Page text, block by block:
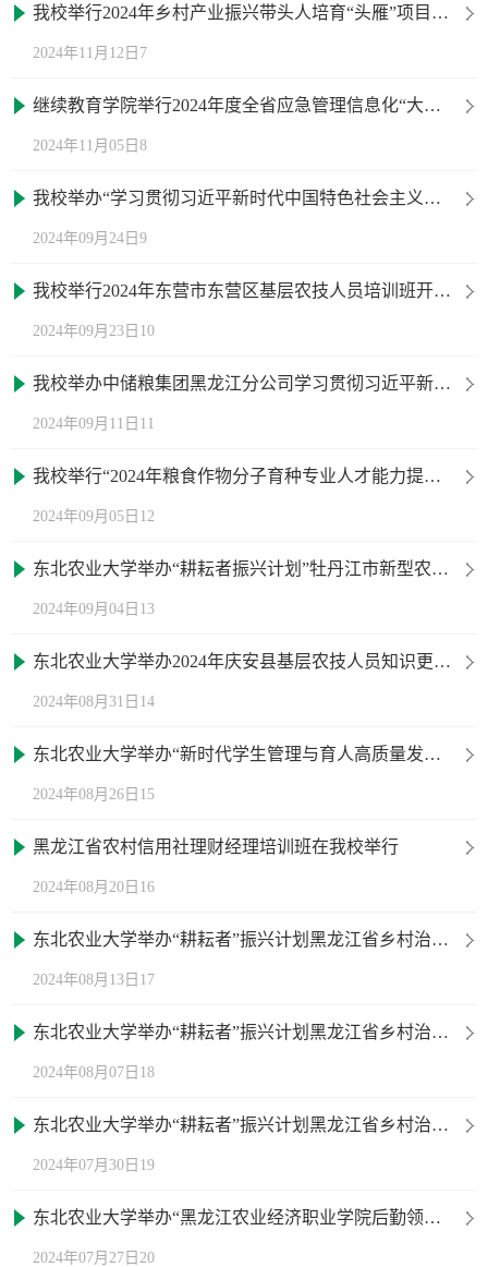
我校举行2024年乡村产业振兴带头人培育“头雁”项目线下培训开班仪式
2024年11月12日7
继续教育学院举行2024年度全省应急管理信息化“大比武”“大练兵”培训班开班仪式
2024年11月05日8
我校举办“学习贯彻习近平新时代中国特色社会主义思想和党的二十届三中全会精神集中轮训班”（第二期）开班式
2024年09月24日9
我校举行2024年东营市东营区基层农技人员培训班开班仪式
2024年09月23日10
我校举办中储粮集团黑龙江分公司学习贯彻习近平新时代中国特色社会主义思想和党的二十届三中全会精神集中轮训班开班仪式
2024年09月11日11
我校举行“2024年粮食作物分子育种专业人才能力提升高级研修班”开班仪式
2024年09月05日12
东北农业大学举办“耕耘者振兴计划”牡丹江市新型农业经营主体专题培训班开班仪式
2024年09月04日13
东北农业大学举办2024年庆安县基层农技人员知识更新培训班
2024年08月31日14
东北农业大学举办“新时代学生管理与育人高质量发展能力提升专题培训班”开班仪式
2024年08月26日15
黑龙江省农村信用社理财经理培训班在我校举行
2024年08月20日16
东北农业大学举办“耕耘者”振兴计划黑龙江省乡村治理骨干专题培训班（第六期）开班仪式
2024年08月13日17
东北农业大学举办“耕耘者”振兴计划黑龙江省乡村治理骨干专题培训班（第五期）开班仪式
2024年08月07日18
东北农业大学举办“耕耘者”振兴计划黑龙江省乡村治理骨专题培训班（第四期）开班仪式
2024年07月30日19
东北农业大学举办“黑龙江农业经济职业学院后勤领域管理人员能力提升”培训班开班仪式
2024年07月27日20